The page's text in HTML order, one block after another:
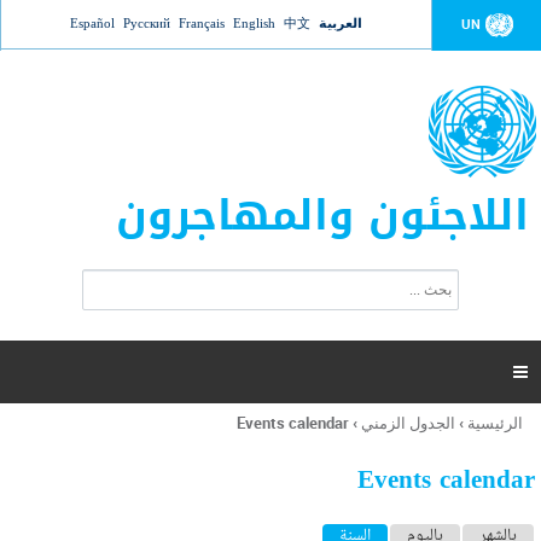
Jump to navigation UN العربية 中文
English
Français
Русский
Español
اللاجئون والمهاجرون
ت
ر
ل
ح
ب

أنت
هنا
الرئيسية › الجدول الزمني ›
Events calendar
Events calendar